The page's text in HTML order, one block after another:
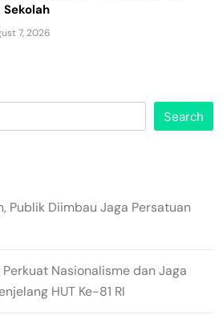
Sekolah
7, 2026
Search
Publik Diimbau Jaga Persatuan
Nasionalisme dan Jaga
HUT Ke-81 RI